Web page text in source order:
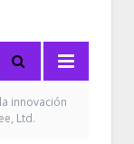
innovación
Ltd.